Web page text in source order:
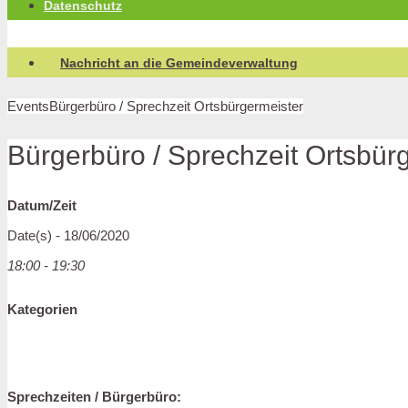
Datenschutz
Nachricht an die Gemeindeverwaltung
EventsBürgerbüro / Sprechzeit Ortsbürgermeister
Bürgerbüro / Sprechzeit
Datum/Zeit
Date(s) - 18/06/2020
18:00 - 19:30
Kategorien
Sprechzeiten / Bürgerbüro: